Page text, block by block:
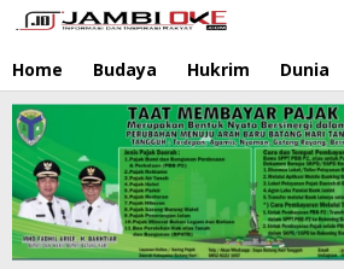
Lewati
ke
konten
Home Budaya Hukrim Dunia